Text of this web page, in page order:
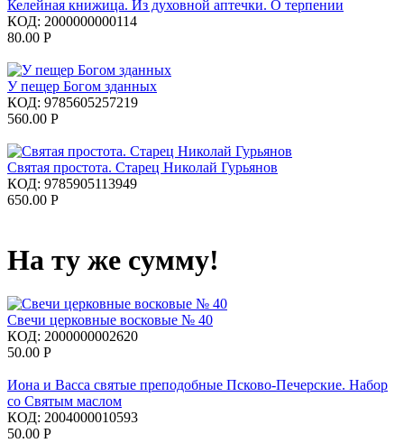
Келейная книжица. Из духовной аптечки. О терпении
КОД: 2000000000114
80.00 Р
У пещер Богом зданных
КОД: 9785605257219
560.00 Р
Святая простота. Старец Николай Гурьянов
КОД: 9785905113949
650.00 Р
На ту же сумму!
Свечи церковные восковые № 40
КОД: 2000000002620
50.00 Р
Иона и Васса святые преподобные Псково-Печерские. Набор
со Святым маслом
КОД: 2004000010593
50.00 Р